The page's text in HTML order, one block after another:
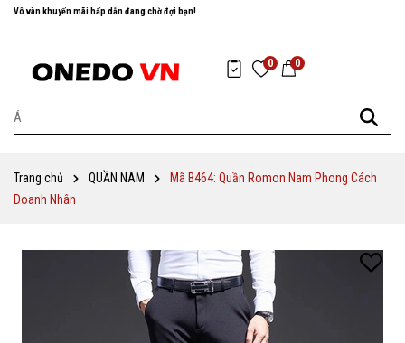
Nhanh tay chọn cho mình những sản phẩm ưng ý nhất!
0 0
Trang chủ QUẦN NAM
Mã B464: Quần Romon Nam Phong Cách
Doanh Nhân